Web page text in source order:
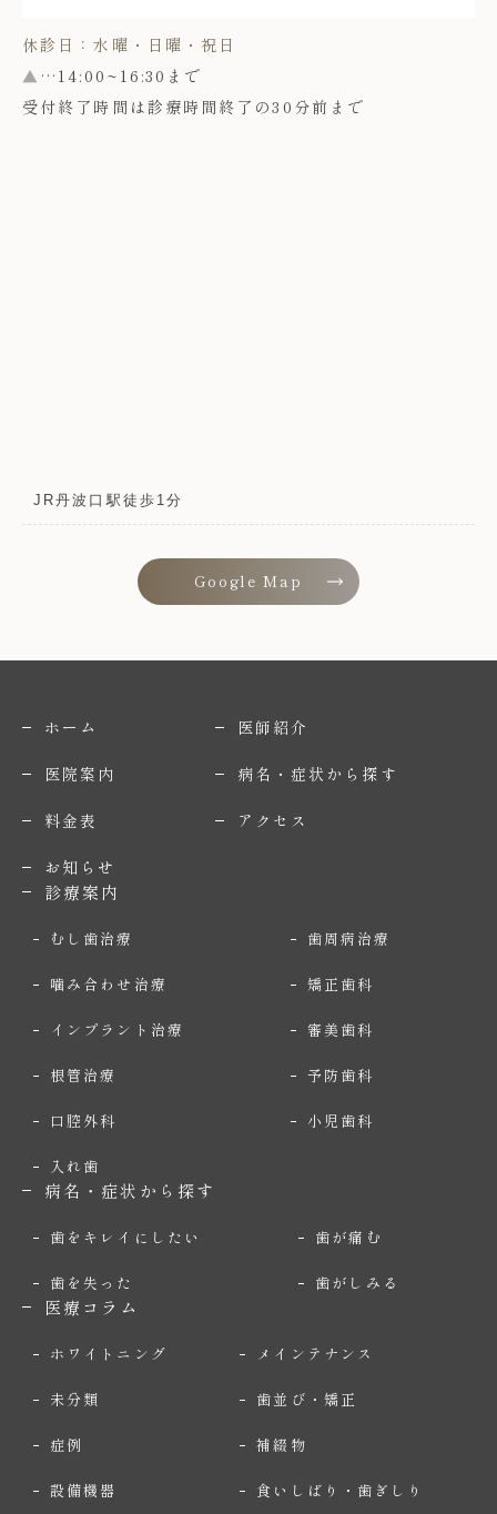
休診日：水曜・日曜・祝日
▲ …14:00~16:30まで
受付終了時間は診療時間終了の30分前まで
JR丹波口駅徒歩1分
Google Map
ホーム 医師紹介
医院案内 病名・症状から探す
料金表 アクセス
お知らせ
診療案内
むし歯治療 歯周病治療
噛み合わせ治療 矯正歯科
インプラント治療 審美歯科
根管治療 予防歯科
口腔外科 小児歯科
入れ歯
病名・症状から探す
歯をキレイにしたい 歯が痛む
歯を失った 歯がしみる
医療コラム
ホワイトニング メインテナンス
未分類 歯並び・矯正
症例 補綴物
設備機器 食いしばり・歯ぎしり